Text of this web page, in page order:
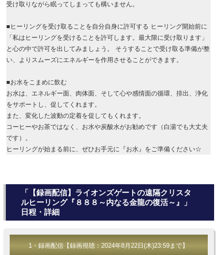
受け取りながら眠ってしまっても構いません。
■ヒーリングを受け取ることを自分自身に許可する ヒーリング開始前に
「私はヒーリングを受けることを許可します。最大限に受け取ります」
と心の中で許可を出してみましょう。 そうすることで受け取る準備が整
い、よりスムーズにエネルギーを作用させることができます。
■お水をこまめに飲む
お水は、エネルギー面、肉体面、そして心や感情面の循環、排出、浄化
をサポートし、促してくれます。
また、変化した波動の定着を促してもくれます。
コーヒーやお茶ではなく、お水や炭酸水がお勧めです（白湯でも大丈夫
です）。
ヒーリングが始まる前に、ぜひお手元に『お水』をご準備ください☆
「【録画配信】ライオンズゲートの遠隔クリスタ
ルヒーリング『８８８～内なる金龍の復活～』」
日程・詳細
1・録画配信【録画視聴：2024年8月22日(木)23:59まで】